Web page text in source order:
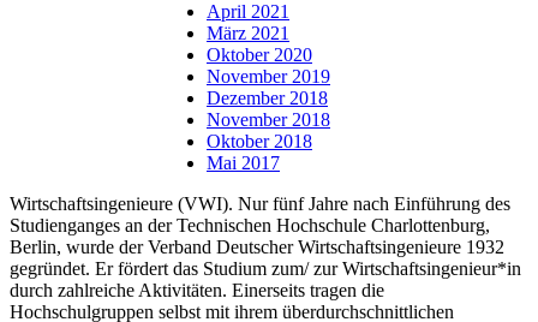
April 2021
März 2021
Oktober 2020
November 2019
Dezember 2018
November 2018
Oktober 2018
Mai 2017
Wirtschaftsingenieure (VWI). Nur fünf Jahre nach Einführung des
Studienganges an der Technischen Hochschule Charlottenburg,
Berlin, wurde der Verband Deutscher Wirtschaftsingenieure 1932
gegründet. Er fördert das Studium zum/ zur Wirtschaftsingenieur*in
durch zahlreiche Aktivitäten. Einerseits tragen die
Hochschulgruppen selbst mit ihrem überdurchschnittlichen